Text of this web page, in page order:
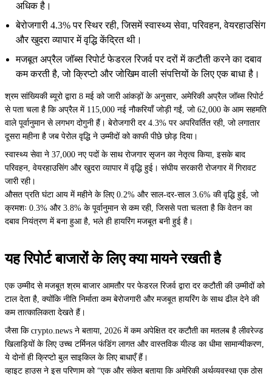
अधिक है।
बेरोजगारी 4.3% पर स्थिर रही, जिसमें स्वास्थ्य सेवा, परिवहन, वेयरहाउसिंग
और खुदरा व्यापार में वृद्धि केंद्रित थी।
मजबूत अप्रैल जॉब्स रिपोर्ट फेडरल रिजर्व पर दरों में कटौती करने का दबाव
कम करती है, जो क्रिप्टो और जोखिम वाली संपत्तियों के लिए एक बाधा है।
श्रम सांख्यिकी ब्यूरो द्वारा 8 मई को जारी आंकड़ों के अनुसार, अमेरिकी अप्रैल जॉब्स रिपोर्ट
से पता चला है कि अप्रैल में 115,000 नई नौकरियाँ जोड़ी गईं, जो 62,000 के आम सहमति
वाले पूर्वानुमान से लगभग दोगुनी हैं। बेरोजगारी दर 4.3% पर अपरिवर्तित रही, जो लगातार
दूसरा महीना है जब पेरोल वृद्धि ने उम्मीदों को काफी पीछे छोड़ दिया।
स्वास्थ्य सेवा ने 37,000 नए पदों के साथ रोजगार सृजन का नेतृत्व किया, इसके बाद
परिवहन, वेयरहाउसिंग और खुदरा व्यापार में वृद्धि हुई। संघीय सरकारी रोजगार में गिरावट
जारी रही।
औसत प्रति घंटा आय में महीने के लिए 0.2% और साल-दर-साल 3.6% की वृद्धि हुई, जो
क्रमशः 0.3% और 3.8% के पूर्वानुमान से कम रही, जिससे पता चलता है कि वेतन का
दबाव नियंत्रण में बना हुआ है, भले ही हायरिंग मजबूत बनी हुई है।
यह रिपोर्ट बाजारों के लिए क्या मायने रखती है
एक उम्मीद से मजबूत श्रम बाजार आमतौर पर फेडरल रिजर्व द्वारा दर कटौती की उम्मीदों को
टाल देता है, क्योंकि नीति निर्माता कम बेरोजगारी और मजबूत हायरिंग के साथ ढील देने की
कम तात्कालिकता देखते हैं।
जैसा कि crypto.news ने बताया, 2026 में कम अपेक्षित दर कटौती का मतलब है लीवरेज्ड
खिलाड़ियों के लिए उच्च टर्मिनल फंडिंग लागत और वास्तविक यील्ड का धीमा सामान्यीकरण,
ये दोनों ही क्रिप्टो बुल साइकिल के लिए बाधाएँ हैं।
व्हाइट हाउस ने इस परिणाम को “एक और संकेत बताया कि अमेरिकी अर्थव्यवस्था एक ठोस